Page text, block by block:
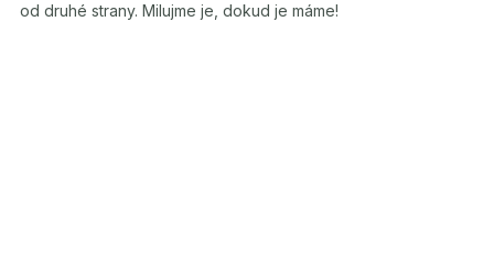
od druhé strany. Milujme je, dokud je máme!